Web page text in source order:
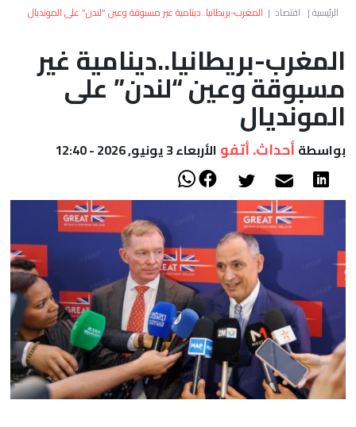
العالم
أعمدة
الصحراء
الرئيسية| اقتصاد | المغرب-بريطانيا..دينامية غير مسبوقة وعين “لندن” على المونديال
المغرب-بريطانيا..دينامية غير
مسبوقة وعين “لندن” على
المونديال
بواسطة أحداث. أتفو الأربعاء 3 يونيو, 2026 - 12:40